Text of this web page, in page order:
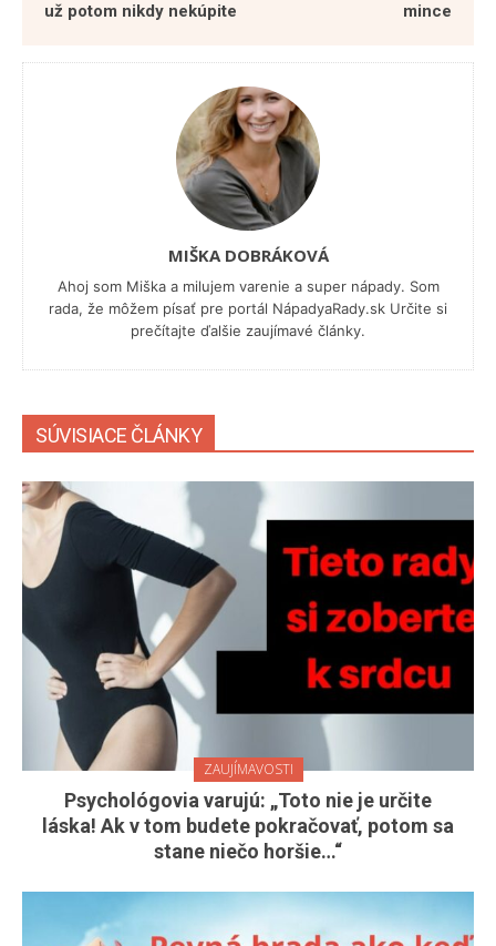
už potom nikdy nekúpite
mince
MIŠKA DOBRÁKOVÁ
Ahoj som Miška a milujem varenie a super nápady. Som
rada, že môžem písať pre portál NápadyaRady.sk Určite si
prečítajte ďalšie zaujímavé články.
SÚVISIACE ČLÁNKY
ZAUJÍMAVOSTI
Psychológovia varujú: „Toto nie je určite
láska! Ak v tom budete pokračovať, potom sa
stane niečo horšie…“